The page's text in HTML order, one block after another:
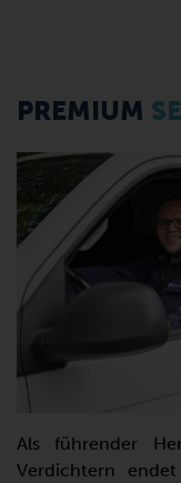
PREMIUM
Als führender
Verdichtern